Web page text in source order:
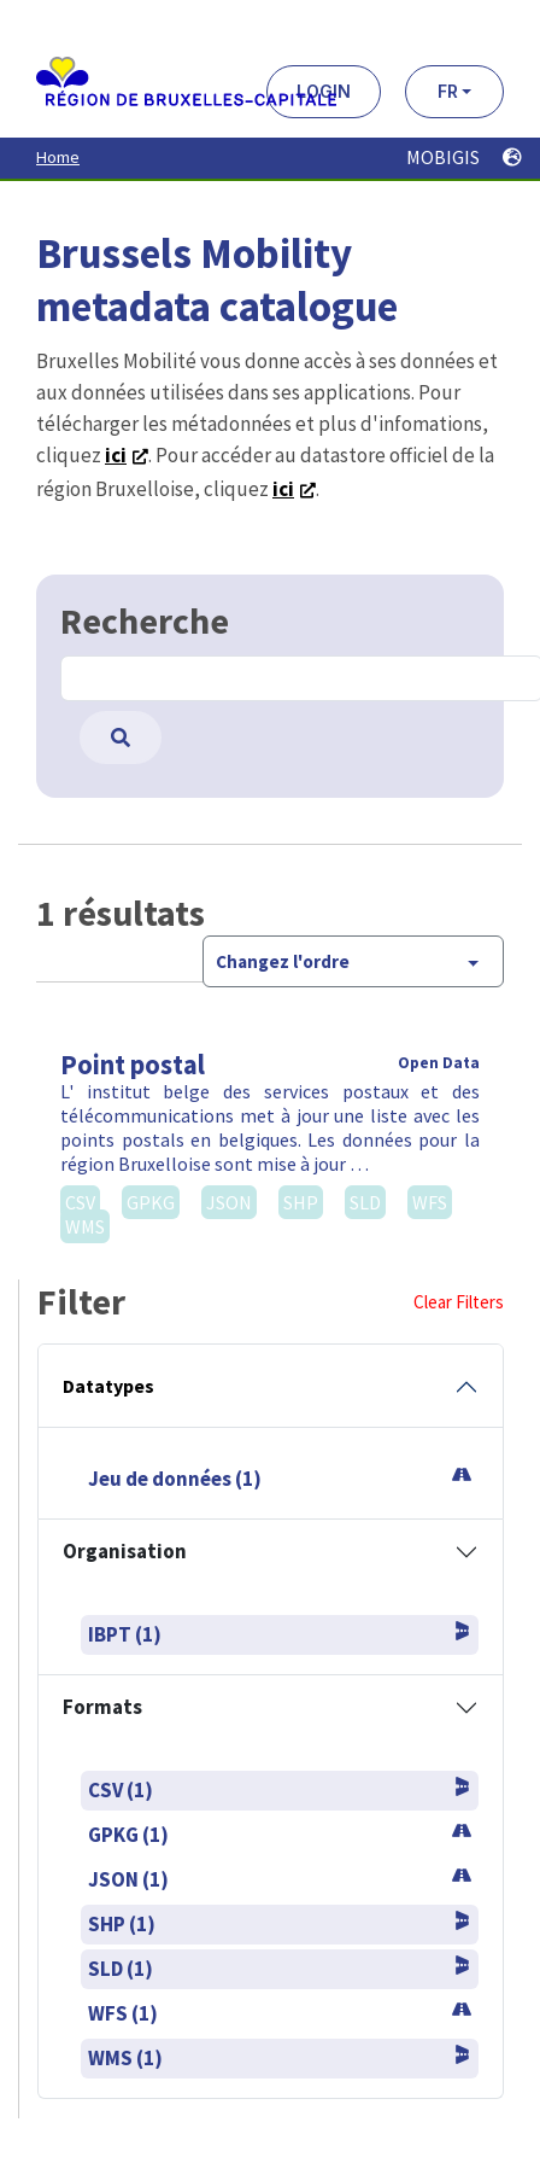
contenu
principal
LOGIN FR
Home MOBIGIS
Brussels Mobility
metadata catalogue
Bruxelles Mobilité vous donne accès à ses données et
aux données utilisées dans ses applications. Pour
télécharger les métadonnées et plus d'infomations,
cliquez ici
. Pour accéder au datastore officiel de la
région Bruxelloise, cliquez ici .
Recherche
1 résultats
Changez l'ordre
Point postal Open Data
L' institut belge des services postaux et des
télécommunications met à jour une liste avec les
points postals en belgiques. Les données pour la
région Bruxelloise sont mise à jour …
CSV
GPKG JSON SHP SLD
WFS
WMS
Filter Clear Filters
Datatypes
Jeu de données (1)
Organisation
IBPT (1)
Formats
CSV (1)
GPKG (1)
JSON (1)
SHP (1)
SLD (1)
WFS (1)
WMS (1)